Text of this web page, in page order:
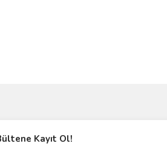
Kayıt Ol!